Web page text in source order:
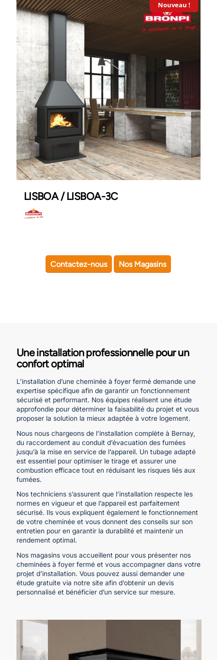
Nouveau !
LISBOA / LISBOA-3C
Contactez-nous Nos Magasins
Une installation professionnelle pour un
confort optimal
L’installation d’une cheminée à foyer fermé demande une
expertise spécifique afin de garantir un fonctionnement
sécurisé et performant. Nos équipes réalisent une étude
approfondie pour déterminer la faisabilité du projet et vous
proposer la solution la mieux adaptée à votre logement.
Nous nous chargeons de l’installation complète à Bernay,
du raccordement au conduit d’évacuation des fumées
jusqu’à la mise en service de l’appareil. Un tubage adapté
est essentiel pour optimiser le tirage et assurer une
combustion efficace tout en réduisant les risques liés aux
fumées.
Nos techniciens s’assurent que l’installation respecte les
normes en vigueur et que l’appareil est parfaitement
sécurisé. Ils vous expliquent également le fonctionnement
de votre cheminée et vous donnent des conseils sur son
entretien pour en garantir la durabilité et maintenir un
rendement optimal.
Nos magasins vous accueillent pour vous présenter nos
cheminées à foyer fermé et vous accompagner dans votre
projet d’installation. Vous pouvez aussi demander une
étude gratuite via notre site afin d’obtenir un devis
personnalisé et bénéficier d’un service sur mesure.